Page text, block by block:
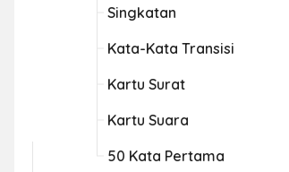
Singkatan
Kata-Kata Transisi
Kartu Surat
Kartu Suara
50 Kata Pertama